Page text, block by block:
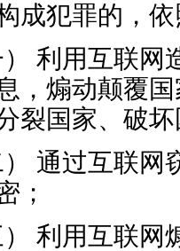
成犯罪的，
） 利用互联
，煽动颠覆
裂国家、破
） 通过互联
；
） 利用互联